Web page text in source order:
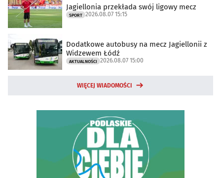
Jagiellonia przekłada swój ligowy mecz
SPORT 2026.08.07 15:15
Dodatkowe autobusy na mecz Jagiellonii z
Widzewem Łódź
AKTUALNOŚCI 2026.08.07 15:00
WIĘCEJ WIADOMOŚCI